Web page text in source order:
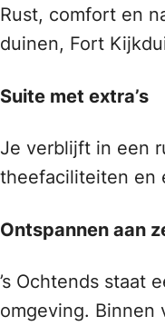
Rust, comfort en
duinen, Fort
Suite met extra’s
Je verblijft in een
theefaciliteiten en
Ontspannen aan
’s Ochtends staat
omgeving. Binnen